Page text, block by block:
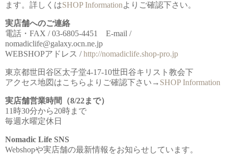
ます。詳しくはSHOP Informationよりご確認下さい。
実店舗へのご連絡
電話・FAX / 03-6805-4451 E-mail /
nomadiclife@galaxy.ocn.ne.jp
WEBSHOPアドレス /http://nomadiclife.shop-pro.jp
東京都世田谷区太子堂4-17-10世田谷キリスト教会下
アクセス地図はこちらよりご確認下さい→ SHOP Information
実店舗営業時間（8/22まで）
11時30分から20時まで
毎週水曜定休日
Nomadic Life SNS
Webshopや実店舗の最新情報をお知らせしています。